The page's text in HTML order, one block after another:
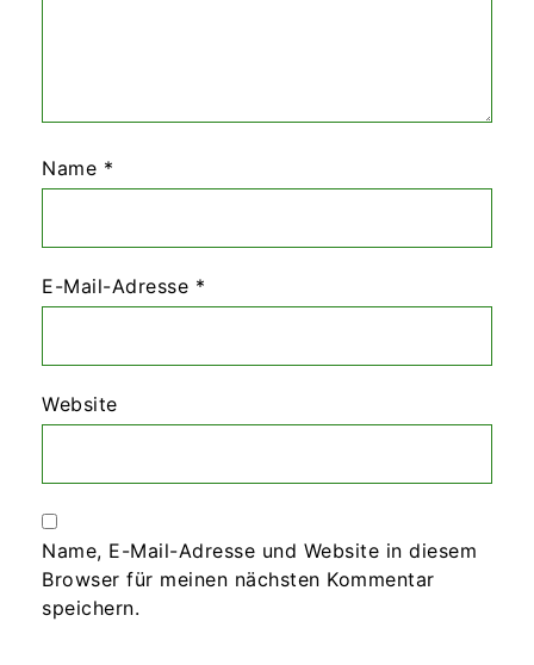
Name *
E-Mail-Adresse *
Website
Name, E-Mail-Adresse und Website in diesem
Browser für meinen nächsten Kommentar
speichern.